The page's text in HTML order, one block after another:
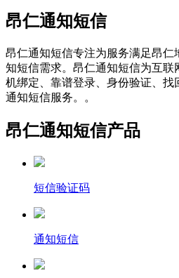
昂仁通知短信
昂仁通知短信专注为服务满足昂仁
知短信需求。昂仁通知短信为互
机绑定、靠谱登录、身份验证、找
通知短信服务。。
昂仁通知短信产品
短信验证码
通知短信